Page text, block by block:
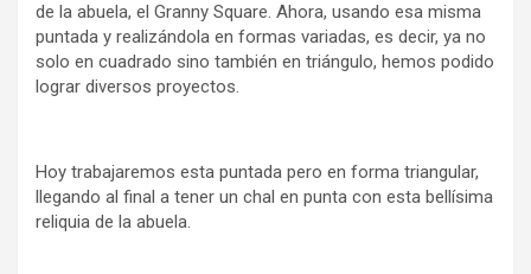
de la abuela, el Granny Square. Ahora, usando esa misma
puntada y realizándola en formas variadas, es decir, ya no
solo en cuadrado sino también en triángulo, hemos podido
lograr diversos proyectos.
Hoy trabajaremos esta puntada pero en forma triangular,
llegando al final a tener un chal en punta con esta bellísima
reliquia de la abuela.